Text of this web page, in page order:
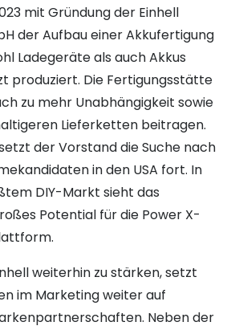
mit Gründung der Einhell
der Aufbau einer Akkufertigung
Ladegeräte als auch Akkus
produziert. Die Fertigungsstätte
zu mehr Unabhängigkeit sowie
Lieferketten beitragen.
der Vorstand die Suche nach
in den USA fort. In
DIY-Markt sieht das
Potential für die Power X-
weiterhin zu stärken, setzt
im Marketing weiter auf
Neben der